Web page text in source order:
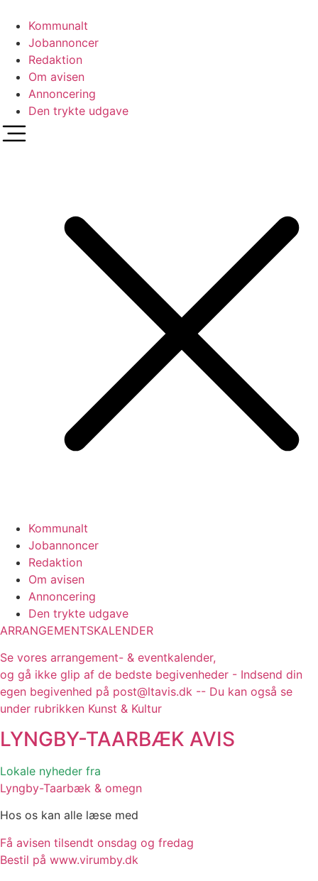
indhold
Kommunalt
Jobannoncer
Redaktion
Om avisen
Annoncering
Den trykte udgave
Kommunalt
Jobannoncer
Redaktion
Om avisen
Annoncering
Den trykte udgave
ARRANGEMENTSKALENDER
Se vores arrangement- & eventkalender,
og gå ikke glip af de bedste begivenheder - Indsend din
egen begivenhed på post@ltavis.dk -- Du kan også se
under rubrikken Kunst & Kultur
LYNGBY-TAARBÆK AVIS
Lokale nyheder fra
Lyngby-Taarbæk & omegn
Hos os kan alle læse med
Få avisen tilsendt onsdag og fredag
Bestil på www.virumby.dk